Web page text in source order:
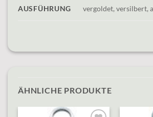
AUSFÜHRUNG vergoldet, versilbert,
ÄHNLICHE PRODUKTE